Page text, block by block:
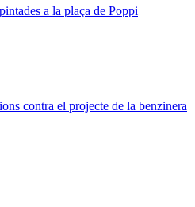
a la plaça de Poppi
contra el projecte de la benzinera